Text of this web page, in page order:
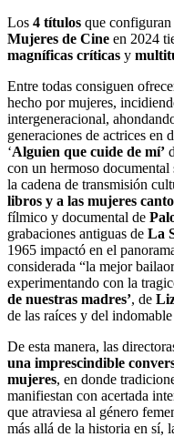
Los 4 títulos que configuran
Mujeres de Cine en 2024
magníficas críticas y
Entre todas consiguen
hecho por mujeres,
intergeneracional,
generaciones de actrices en
‘Alguien que cuide de mí’
con un hermoso
la cadena de transmisión
libros y a las mujeres canto
fílmico y documental de
grabaciones antiguas de La
1965 impactó en el
considerada “la mejor
experimentando con la
de nuestras madres’, de
de las raíces y del
De esta manera, las
una imprescindible
mujeres, en donde
manifiestan con acertada
que atraviesa al género
más allá de la historia en sí,